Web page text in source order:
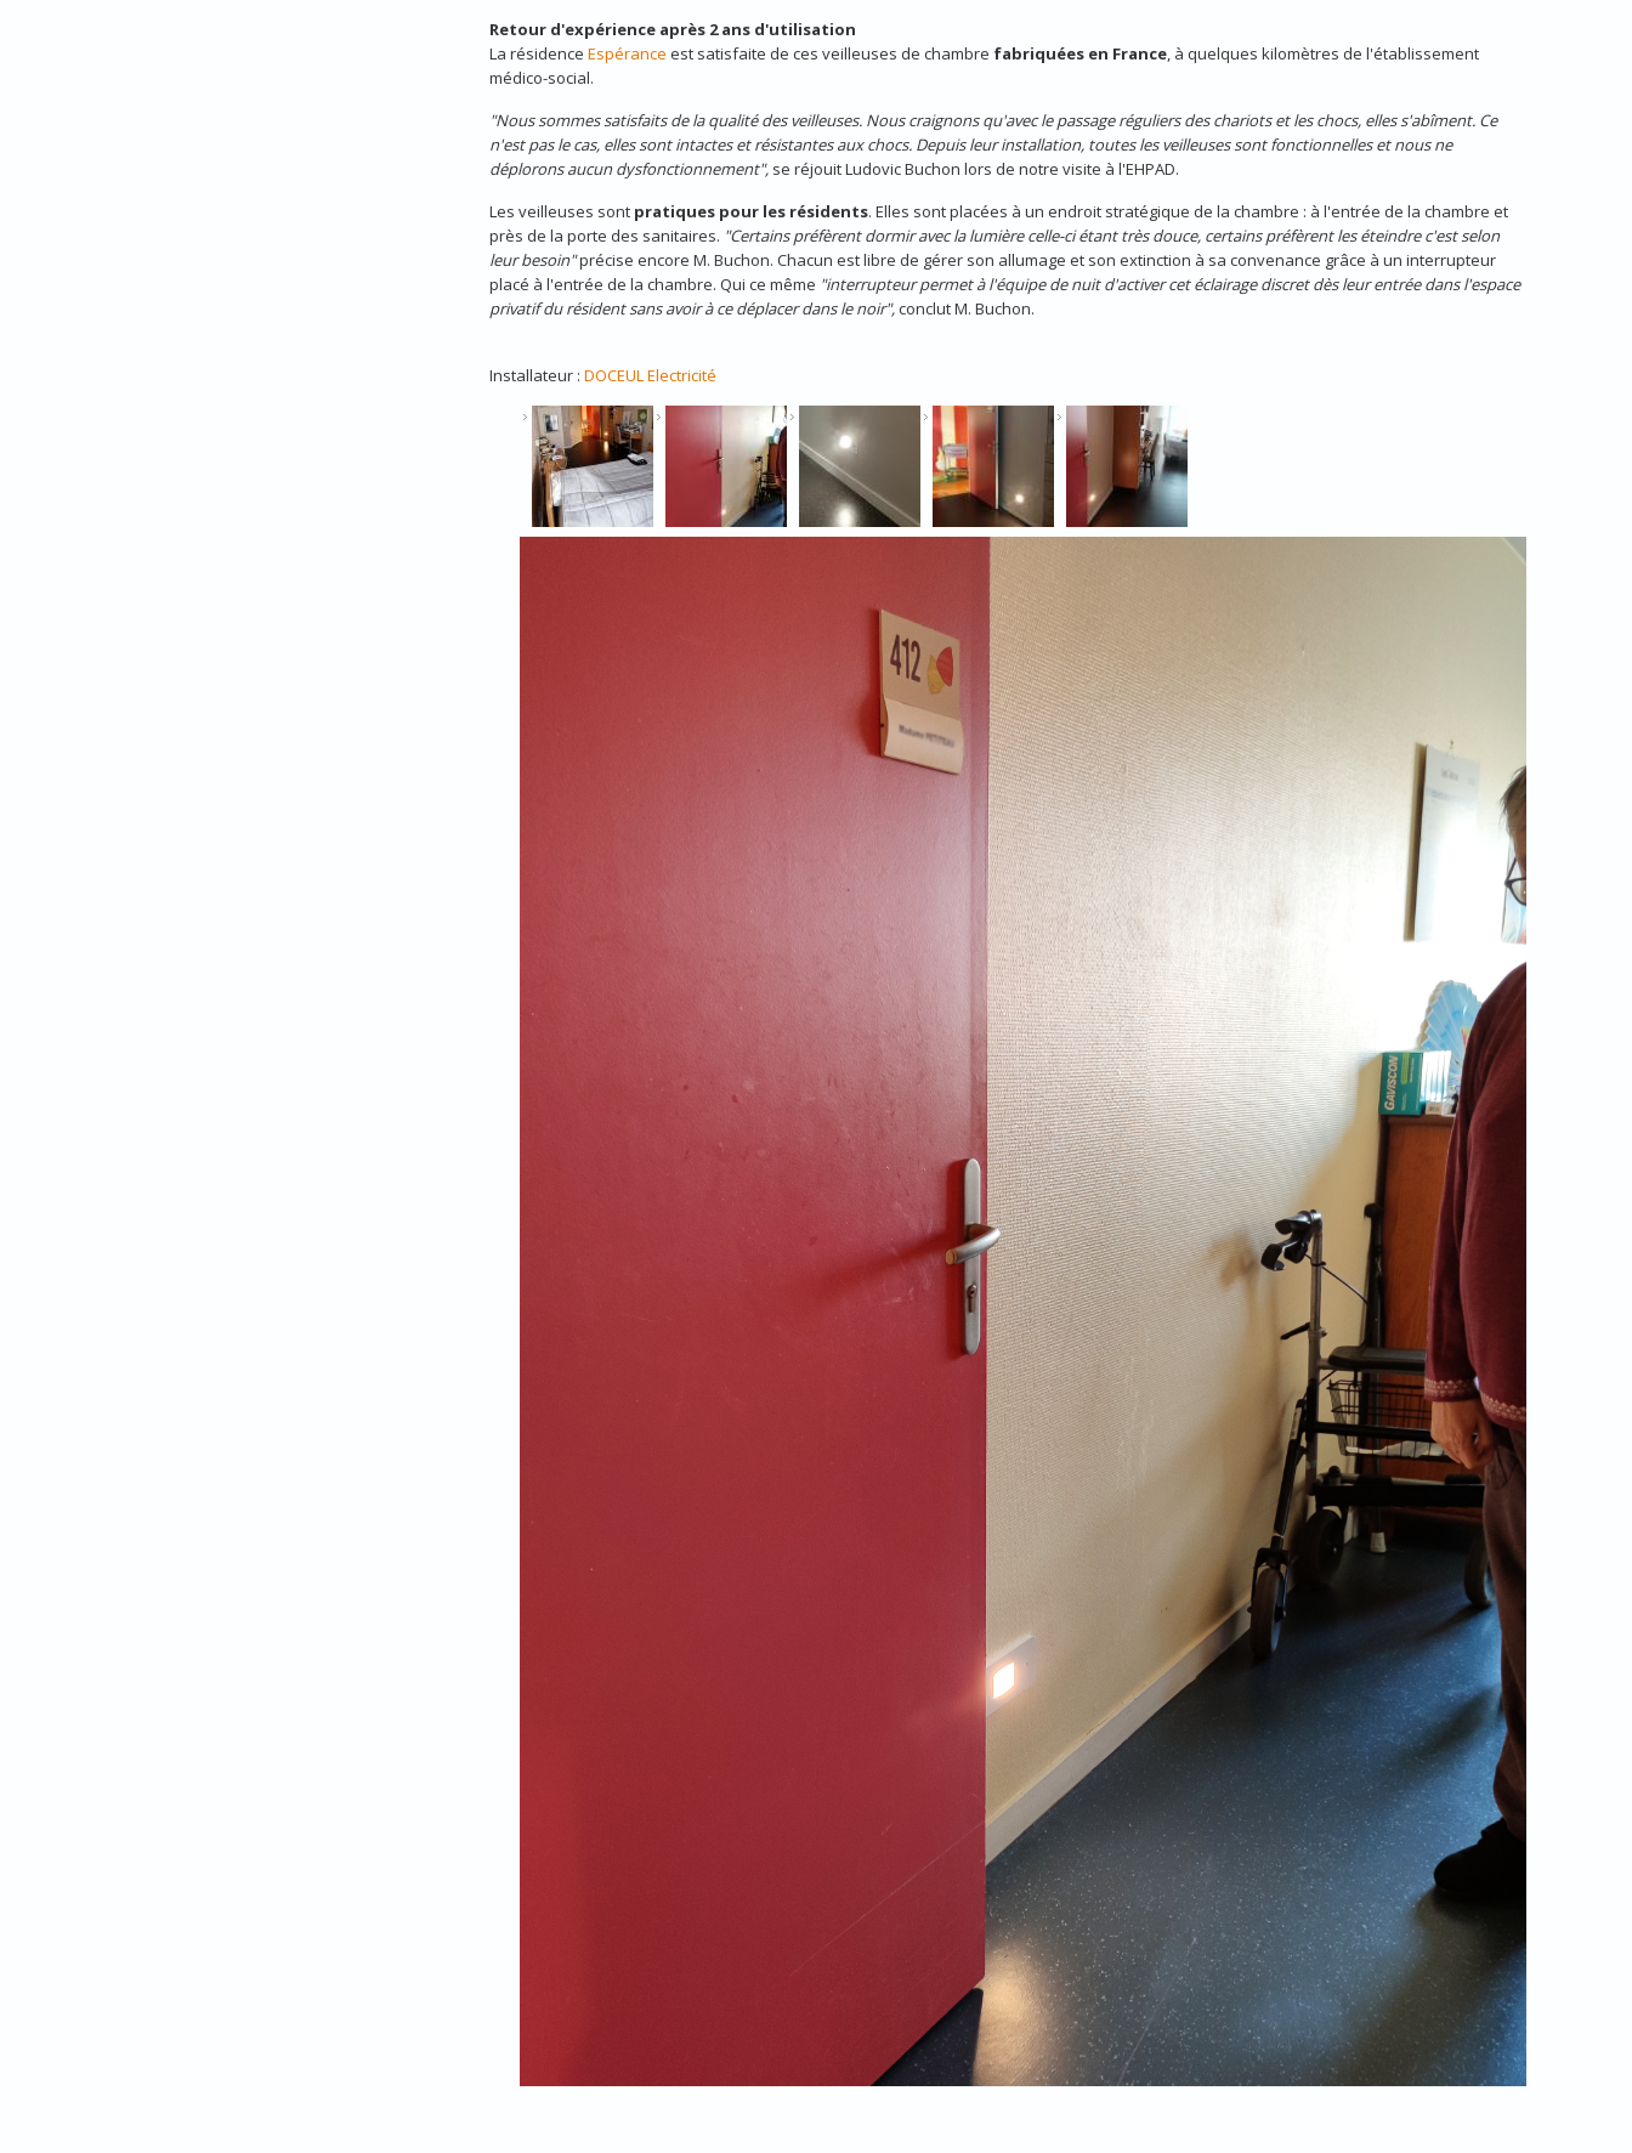
Retour d'expérience après 2 ans d'utilisation
La résidence Espérance est satisfaite de ces veilleuses de chambre fabriquées en France, à quelques kilomètres de l'établissement
médico-social.
"Nous sommes satisfaits de la qualité des veilleuses. Nous craignons qu'avec le passage réguliers des chariots et les chocs, elles s'abîment. Ce
n'est pas le cas, elles sont intactes et résistantes aux chocs. Depuis leur installation, toutes les veilleuses sont fonctionnelles et nous ne
déplorons aucun dysfonctionnement", se réjouit Ludovic Buchon lors de notre visite à l'EHPAD.
Les veilleuses sontpratiques pour les résidents. Elles sont placées à un endroit stratégique de la chambre : à l'entrée de la chambre et
près de la porte des sanitaires. "Certains préfèrent dormir avec la lumière celle-ci étant très douce, certains préfèrent les éteindre c'est selon
leur besoin"précise encore M. Buchon. Chacun est libre de gérer son allumage et son extinction à sa convenance grâce à un interrupteur
placé à l'entrée de la chambre. Qui ce même "interrupteur permet à l'équipe de nuit d'activer cet éclairage discret dès leur entrée dans l'espace
privatif du résident sans avoir à ce déplacer dans le noir",conclut M. Buchon.
Installateur : DOCEUL Electricité